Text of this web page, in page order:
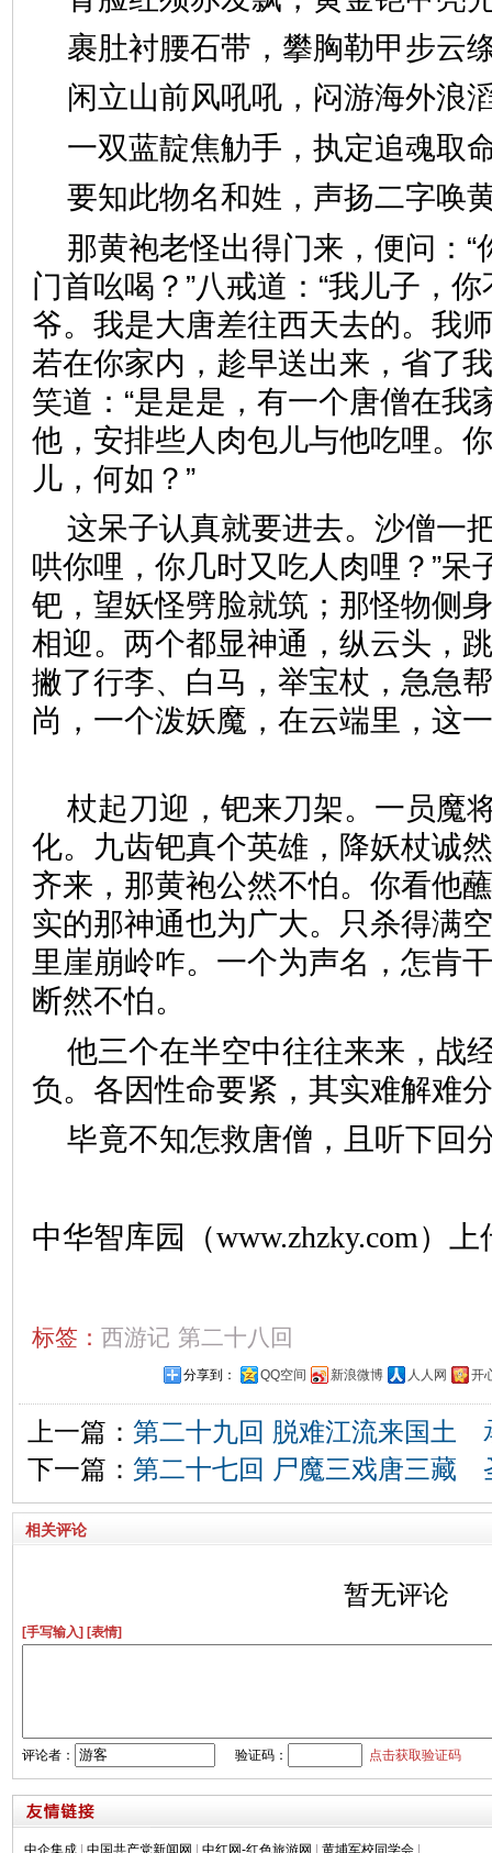
裹肚衬腰石带，攀胸勒甲
闲立山前风吼吼，闷游海
一双蓝靛焦觔手，执定追
要知此物名和姓，声扬二
那黄袍老怪出得门来，便问：
门首吆喝？”八戒道：“我儿子，
爷。我是大唐差往西天去的。我
若在你家内，趁早送出来，省了
笑道：“是是是，有一个唐僧在我
他，安排些人肉包儿与他吃哩。
儿，何如？”
这呆子认真就要进去。沙僧一
哄你哩，你几时又吃人肉哩？”呆
钯，望妖怪劈脸就筑；那怪物侧
相迎。两个都显神通，纵云头，
撇了行李、白马，举宝杖，急急
尚，一个泼妖魔，在云端里，这
杖起刀迎，钯来刀架。一员魔
化。九齿钯真个英雄，降妖杖诚
齐来，那黄袍公然不怕。你看他
实的那神通也为广大。只杀得满
里崖崩岭咋。一个为声名，怎肯
断然不怕。
他三个在半空中往往来来，战
负。各因性命要紧，其实难
毕竟不知怎救唐僧，且听下回
中华智库园（www.zhzky.com）上
标签： 西游记 第二十八回
分享到： QQ空间 新浪微博 人人网 开
上一篇： 第二十九回 脱难江流来国土
下一篇： 第二十七回 尸魔三戏唐三藏
相关评论
暂无评论
[手写输入] [表情]
评论者： 验证码： 点击获取验证码
中企集成 中国共产党新闻网 中红网-红色旅游网 黄埔军校同学会